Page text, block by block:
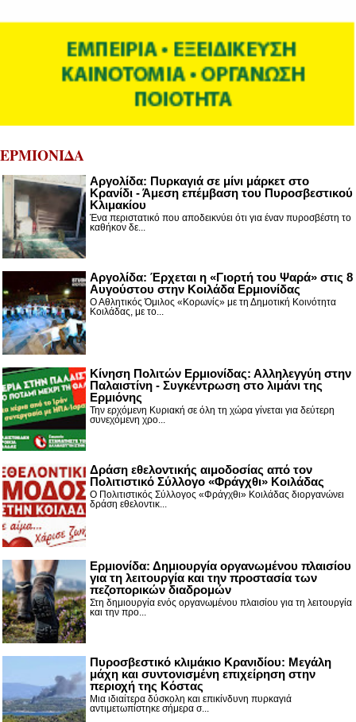
ΕΡΜΙΟΝΙΔΑ
Αργολίδα: Πυρκαγιά σε μίνι μάρκετ στο
Κρανίδι - Άμεση επέμβαση του Πυροσβεστικού
Κλιμακίου
Ένα περιστατικό που αποδεικνύει ότι για έναν πυροσβέστη το
καθήκον δε...
Αργολίδα: Έρχεται η «Γιορτή του Ψαρά» στις 8
Αυγούστου στην Κοιλάδα Ερμιονίδας
Ο Αθλητικός Όμιλος «Κορωνίς» με τη Δημοτική Κοινότητα
Κοιλάδας, με το...
Κίνηση Πολιτών Ερμιονίδας: Αλληλεγγύη στην
Παλαιστίνη - Συγκέντρωση στο λιμάνι της
Ερμιόνης
Την ερχόμενη Κυριακή σε όλη τη χώρα γίνεται για δεύτερη
συνεχόμενη χρο...
Δράση εθελοντικής αιμοδοσίας από τον
Πολιτιστικό Σύλλογο «Φράγχθι» Κοιλάδας
Ο Πολιτιστικός Σύλλογος «Φράγχθι» Κοιλάδας διοργανώνει
δράση εθελοντικ...
Ερμιονίδα: Δημιουργία οργανωμένου πλαισίου
για τη λειτουργία και την προστασία των
πεζοπορικών διαδρομών
Στη δημιουργία ενός οργανωμένου πλαισίου για τη λειτουργία
και την προ...
Πυροσβεστικό κλιμάκιο Κρανιδίου: Μεγάλη
μάχη και συντονισμένη επιχείρηση στην
περιοχή της Κόστας
Μια ιδιαίτερα δύσκολη και επικίνδυνη πυρκαγιά
αντιμετωπίστηκε σήμερα σ...